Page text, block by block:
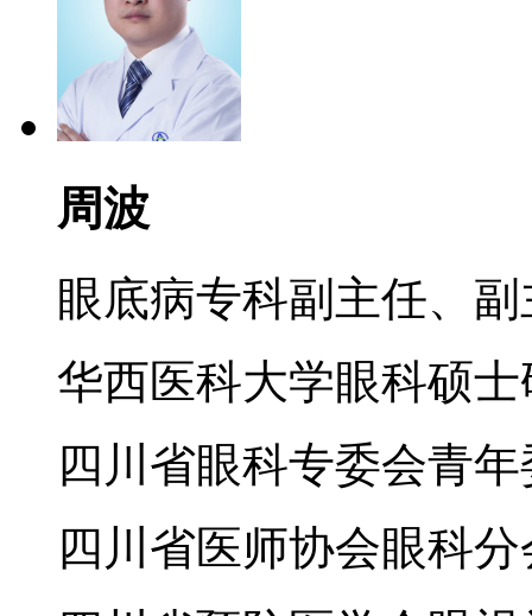
周波
眼底病专科副主任、
华西医科大学眼科硕
四川省眼科专委会青
四川省医师协会眼科